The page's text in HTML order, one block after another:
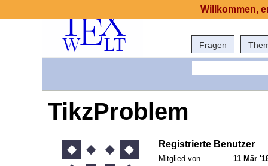
Fragen
TikzProblem
Registrierte Benutzer
Mitglied von
11 Mär
Willkommen,